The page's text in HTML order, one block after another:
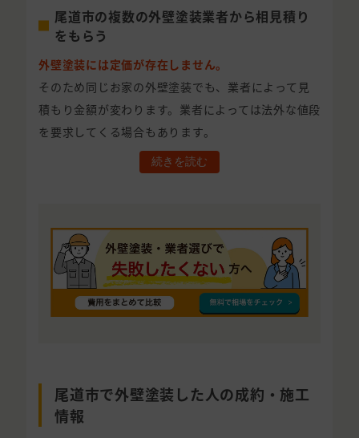
尾道市の複数の外壁塗装業者から相見積り
をもらう
外壁塗装には定価が存在しません。
そのため同じお家の外壁塗装でも、業者によって見
積もり金額が変わります。業者によっては法外な値段
を要求してくる場合もあります。
続きを読む
尾道市で外壁塗装した人の成約・施工
情報